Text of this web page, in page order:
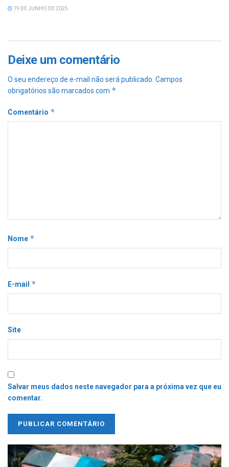
19 DE JUNHO DE 2025
Deixe um comentário
O seu endereço de e-mail não será publicado. Campos
obrigatórios são marcados com *
Comentário *
Nome *
E-mail *
Site
Salvar meus dados neste navegador para a próxima vez que eu
comentar.
Tocador
de